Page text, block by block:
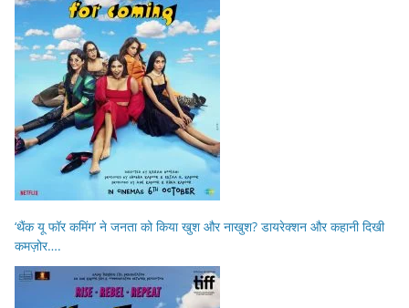
‘थैंक यू फॉर कमिंग’ ने जनता को किया खुश और नाखुश? डायरेक्शन और कहानी दिखी
कमज़ोर….